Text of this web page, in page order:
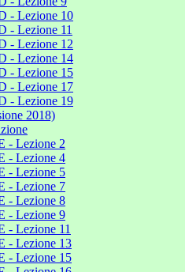
- Lezione 10
- Lezione 11
- Lezione 12
- Lezione 14
- Lezione 15
- Lezione 17
- Lezione 19
2018)
- Lezione 2
- Lezione 4
- Lezione 5
- Lezione 7
- Lezione 8
- Lezione 9
- Lezione 11
- Lezione 13
- Lezione 15